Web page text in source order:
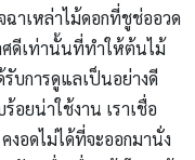
าเหล่าไม้ดอกที่ชูช่ออวด
ศดีเท่านั้นที่ทำให้ต้นไม้
บการดูแลเป็นอย่างดี
อยน่าใช้งาน เราเชื่อ
งอดไม่ได้ที่จะออกมานั่ง